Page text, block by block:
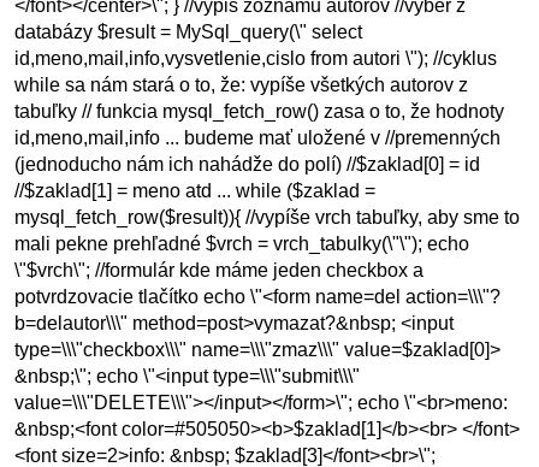
</font></center>\"; } //vypis zoznamu autorov //výber z
databázy $result = MySql_query(\" select
id,meno,mail,info,vysvetlenie,cislo from autori \"); //cyklus
while sa nám stará o to, že: vypíše všetkých autorov z
tabuľky // funkcia mysql_fetch_row() zasa o to, že hodnoty
id,meno,mail,info ... budeme mať uložené v //premenných
(jednoducho nám ich nahádže do polí) //$zaklad[0] = id
//$zaklad[1] = meno atd ... while ($zaklad =
mysql_fetch_row($result)){ //vypíše vrch tabuľky, aby sme to
mali pekne prehľadné $vrch = vrch_tabulky(\"\"); echo
\"$vrch\"; //formulár kde máme jeden checkbox a
potvrdzovacie tlačítko echo \"<form name=del action=\\\"?
b=delautor\\\" method=post>vymazat?&nbsp; <input
type=\\\"checkbox\\\" name=\\\"zmaz\\\" value=$zaklad[0]>
&nbsp;\"; echo \"<input type=\\\"submit\\\"
value=\\\"DELETE\\\"></input></form>\"; echo \"<br>meno:
&nbsp;<font color=#505050><b>$zaklad[1]</b><br> </font>
<font size=2>info: &nbsp; $zaklad[3]</font><br>\";